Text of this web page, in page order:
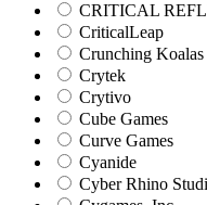
CRITICAL
CriticalLeap
Crunching Koalas
Crytek
Crytivo
Cube Games
Curve Games
Cyanide
Cyber Rhino